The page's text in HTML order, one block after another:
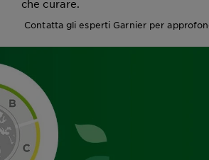
che curare.
Contatta gli esperti Garnier per